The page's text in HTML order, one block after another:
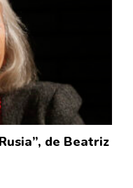
de Beatriz